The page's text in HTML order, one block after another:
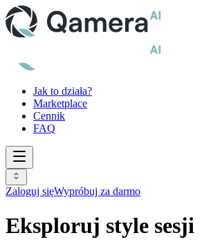
Jak to działa?
Marketplace
Cennik
FAQ
Zaloguj sięWypróbuj za darmo
Eksploruj style sesji